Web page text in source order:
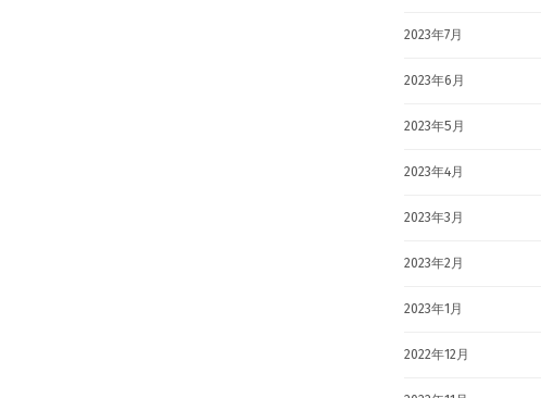
2023年7月
2023年6月
2023年5月
2023年4月
2023年3月
2023年2月
2023年1月
2022年12月